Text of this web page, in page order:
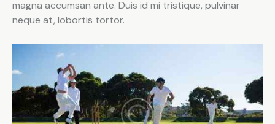
magna accumsan ante. Duis id mi tristique, pulvinar
neque at, lobortis tortor.